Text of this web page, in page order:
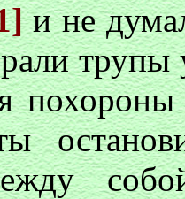
и не